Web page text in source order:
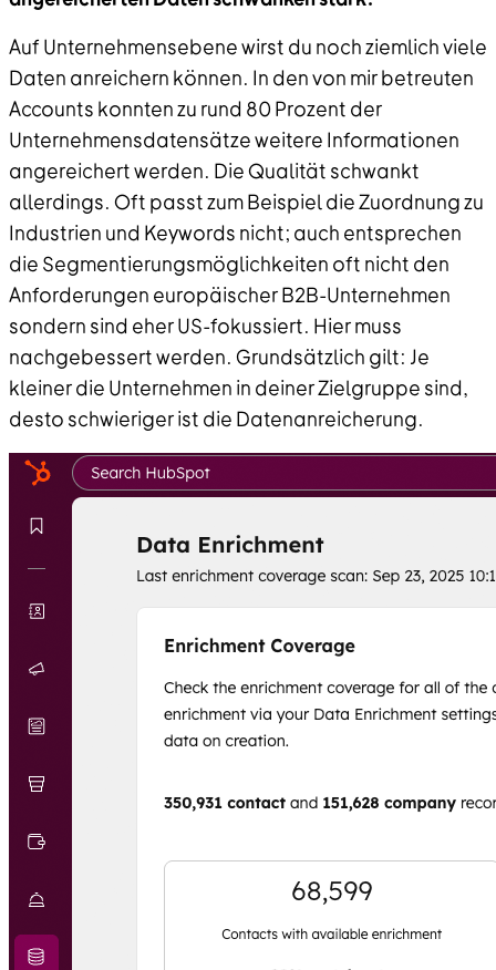
Auf Unternehmensebene wirst du noch ziemlich viele
Daten anreichern können. In den von mir betreuten
Accounts konnten zu rund 80 Prozent der
Unternehmensdatensätze weitere Informationen
angereichert werden. Die Qualität schwankt
allerdings. Oft passt zum Beispiel die Zuordnung zu
Industrien und Keywords nicht; auch entsprechen
die Segmentierungsmöglichkeiten oft nicht den
Anforderungen europäischer B2B-Unternehmen
sondern sind eher US-fokussiert. Hier muss
nachgebessert werden. Grundsätzlich gilt: Je
kleiner die Unternehmen in deiner Zielgruppe sind,
desto schwieriger ist die Datenanreicherung.